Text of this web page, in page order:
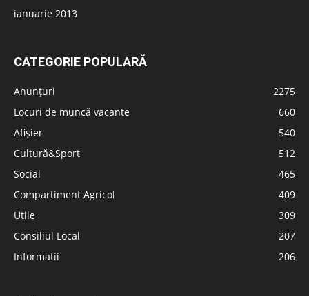
ianuarie 2013
CATEGORIE POPULARĂ
Anunțuri
2275
Locuri de muncă vacante
660
Afișier
540
Cultură&Sport
512
Social
465
Compartiment Agricol
409
Utile
309
Consiliul Local
207
Informatii
206